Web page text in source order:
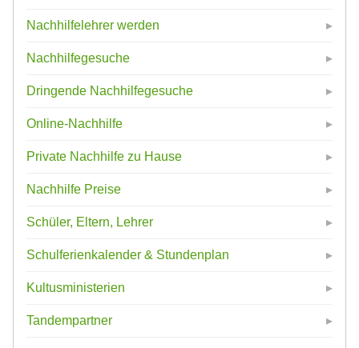
Nachhilfelehrer werden
Nachhilfegesuche
Dringende Nachhilfegesuche
Online-Nachhilfe
Private Nachhilfe zu Hause
Nachhilfe Preise
Schüler, Eltern, Lehrer
Schulferienkalender & Stundenplan
Kultusministerien
Tandempartner